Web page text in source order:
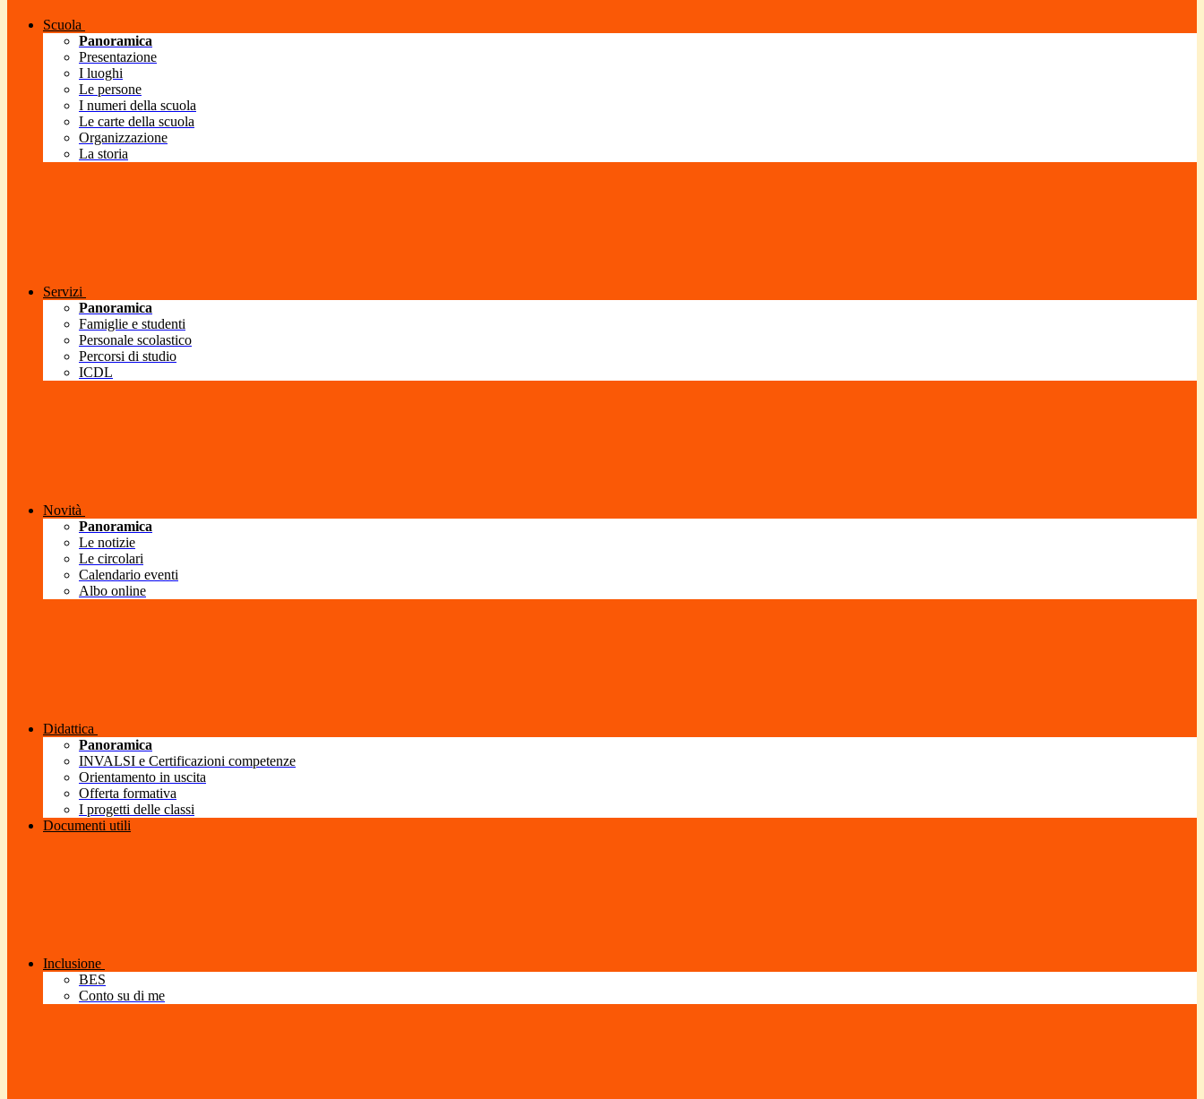
Scuola
Panoramica
Presentazione
I luoghi
Le persone
I numeri della scuola
Le carte della scuola
Organizzazione
La storia
Servizi
Panoramica
Famiglie e studenti
Personale scolastico
Percorsi di studio
ICDL
Novità
Panoramica
Le notizie
Le circolari
Calendario eventi
Albo online
Didattica
Panoramica
INVALSI e Certificazioni competenze
Orientamento in uscita
Offerta formativa
I progetti delle classi
Documenti utili
Inclusione
BES
Conto su di me